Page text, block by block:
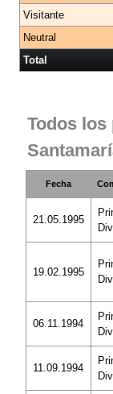
Visitante
Neutral
Total
Todos
Fecha
21.05.1995
19.02.1995
06.11.1994
11.09.1994